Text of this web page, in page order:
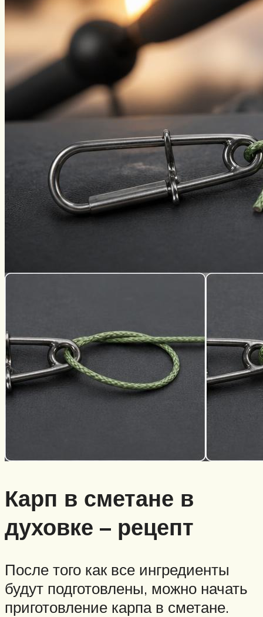
Карп в сметане в
духовке – рецепт
После того как все ингредиенты
будут подготовлены, можно начать
приготовление карпа в сметане.